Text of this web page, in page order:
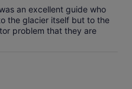
an excellent guide who
the glacier itself but to the
problem that they are